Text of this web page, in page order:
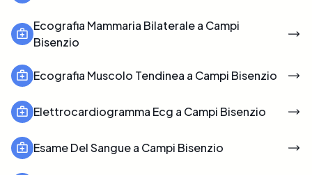
Ecografia Mammaria Bilaterale a Campi
Bisenzio
Ecografia Muscolo Tendinea a Campi Bisenzio
Elettrocardiogramma Ecg a Campi Bisenzio
Esame Del Sangue a Campi Bisenzio